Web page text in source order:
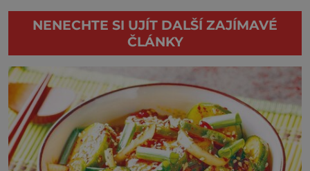
NENECHTE SI UJÍT DALŠÍ ZAJÍMAVÉ
ČLÁNKY